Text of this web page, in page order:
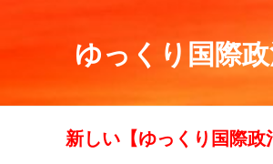
ゆっくり国際
新しい【ゆっくり国際政